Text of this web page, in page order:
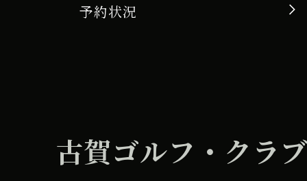
予約状況
古賀ゴルフ・クラ